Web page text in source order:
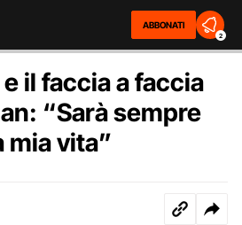
ABBONATI
2
il faccia a faccia
“Sarà sempre
mia vita”